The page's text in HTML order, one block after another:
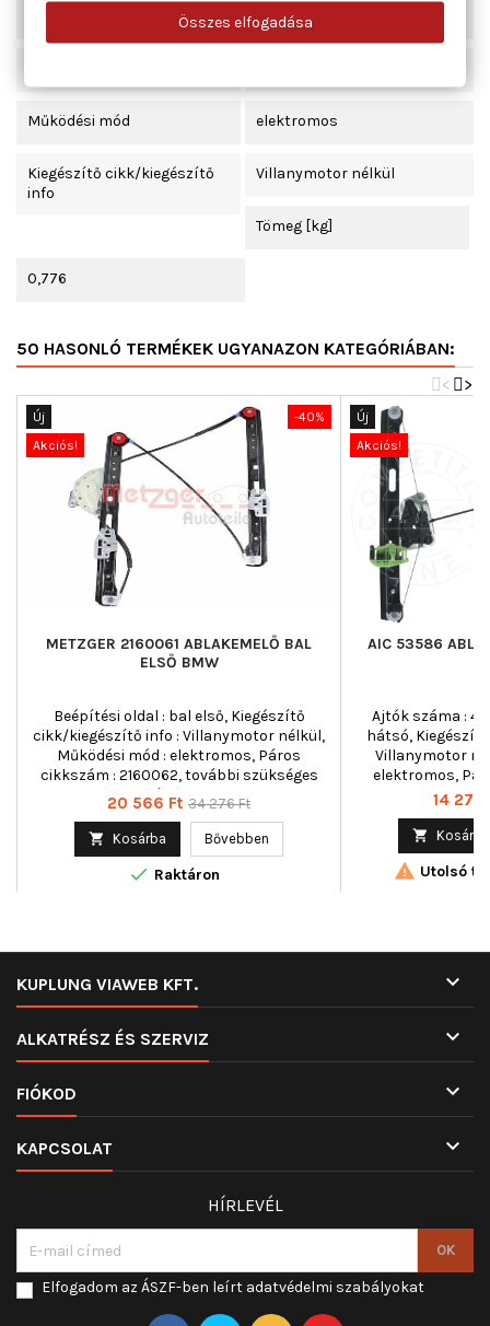
bal első
Működési mód elektromos
Kiegészítő cikk/kiegészítő
info
Villanymotor nélkül
Tömeg [kg]
0,776
50 HASONLÓ TERMÉKEK UGYANAZON KATEGÓRIÁBAN:
>
<
-40%
Új
Akciós!
METZGER 2160061 ABLAKEMELŐ BAL
ELSŐ BMW
Beépítési oldal : bal első, Kiegészítő
cikk/kiegészítő info : Villanymotor nélkül,
Működési mód : elektromos, Páros
cikkszám : 2160062, további szükséges
cikkek (cikkszám) : OE 07147154229,
további szükséges cikkek (cikkszám) : OE
51338218383, további szükséges cikkek
(cikkszám) : OE 51338242760
Ár
20 566 Ft Normál
34 276 Ft
 Kosárba Bővebben
 Raktáron
Új
Akciós!
AIC 53586
Ajtók száma : 4,
hátsó,
Villanymotor
elektromos,
Ár
14 270
 Kosárba
 Utolsó
KUPLUNG VIAWEB KFT. 
ALKATRÉSZ ÉS SZERVIZ 
FIÓKOD 
KAPCSOLAT 
HÍRLEVÉL
Elfogadom az ÁSZF-ben leírt adatvédelmi szabályokat
Összes elfogadása